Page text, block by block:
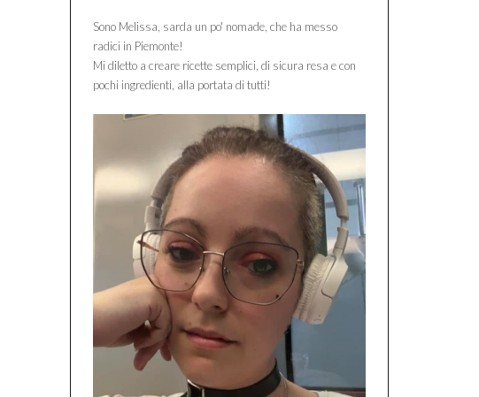
Sono Melissa, sarda un po' nomade, che ha messo
radici in Piemonte!
Mi diletto a creare ricette semplici, di sicura resa e con
pochi ingredienti, alla portata di tutti!